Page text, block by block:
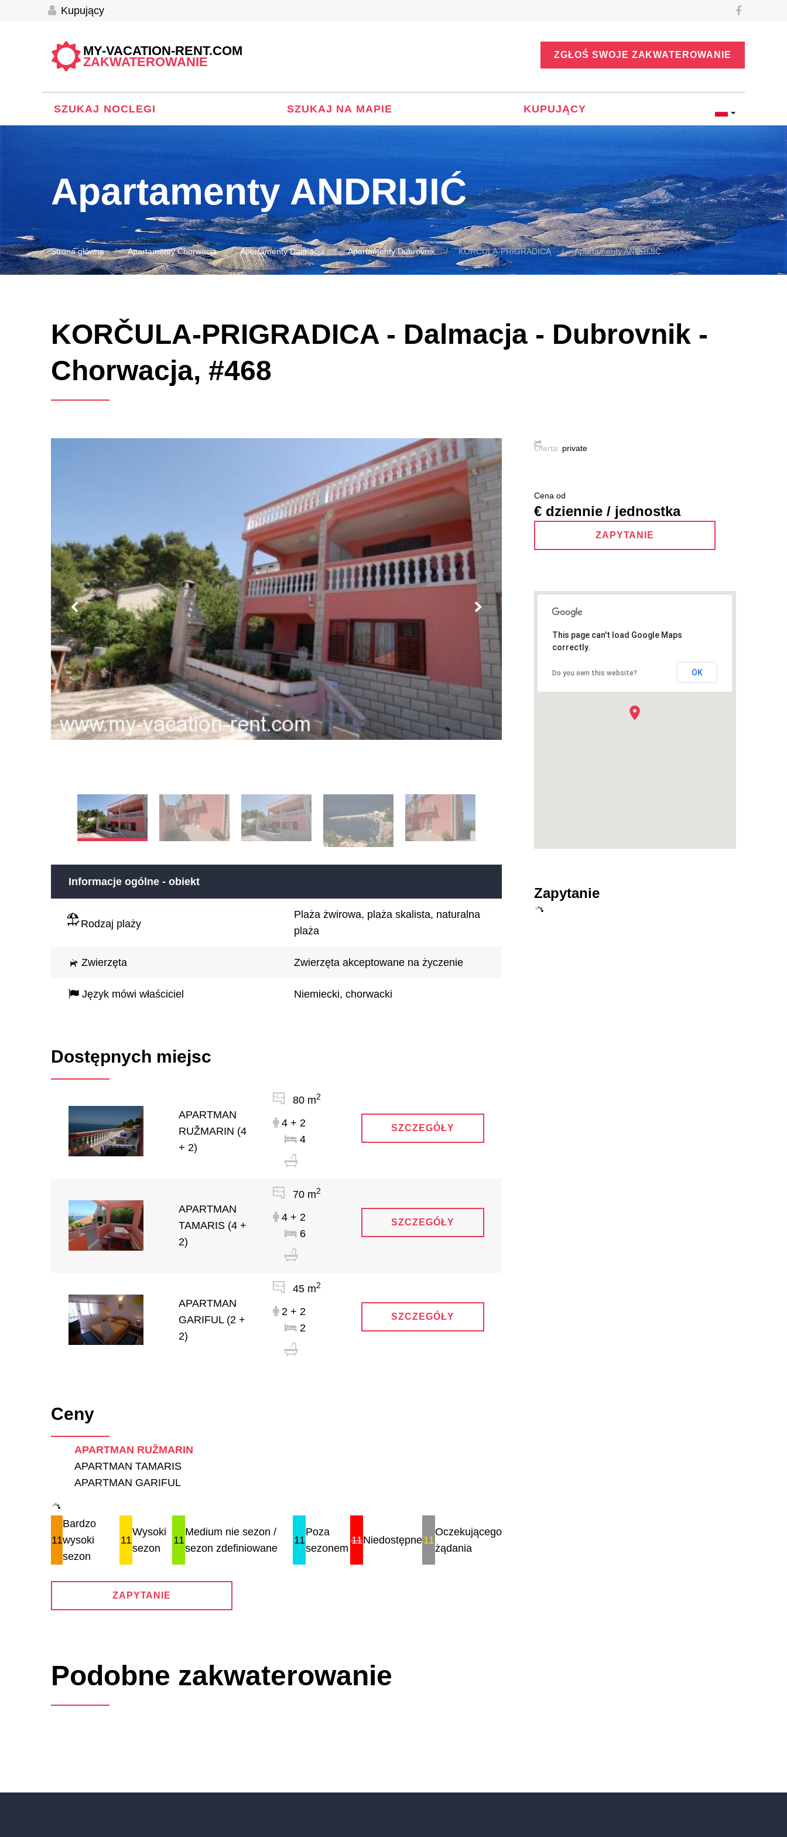
Kupujący
MY-VACATION-RENT.COM
ZAKWATEROWANIE ZGŁOŚ SWOJE ZAKWATEROWANIE
SZUKAJ NOCLEGI SZUKAJ NA MAPIE KUPUJĄCY
Apartamenty ANDRIJIĆ
Strona główna Apartamenty Chorwacja Apartamenty Dalmacja Apartamenty Dubrovnik KORČULA-PRIGRADICA Apartamenty ANDRIJIĆ
KORČULA-PRIGRADICA - Dalmacja - Dubrovnik -
Chorwacja, #468
Informacje ogólne - obiekt
Rodzaj plaży
Plaża żwirowa, plaża skalista, naturalna
plaża
Zwierzęta Zwierzęta akceptowane na życzenie
Język mówi właściciel Niemiecki, chorwacki
Dostępnych miejsc
APARTMAN
RUŽMARIN (4
+ 2)
80 m2
4 + 2
4
SZCZEGÓŁY
APARTMAN
TAMARIS (4 +
2)
70 m2
4 + 2
6
SZCZEGÓŁY
APARTMAN
GARIFUL (2 +
2)
45 m2
2 + 2
2
SZCZEGÓŁY
Ceny
APARTMAN RUŽMARIN
APARTMAN TAMARIS
APARTMAN GARIFUL
11
Bardzo
wysoki
sezon
11
Wysoki
sezon
11
Medium nie sezon /
sezon zdefiniowane
11
Poza
sezonem
11Niedostępne11
Oczekującego
żądania
ZAPYTANIE
Oferta: private
This page can't load Google Maps
correctly.
Do you own this website? OK
Cena od
€ dziennie / jednostka
ZAPYTANIE
Zapytanie
Podobne zakwaterowanie